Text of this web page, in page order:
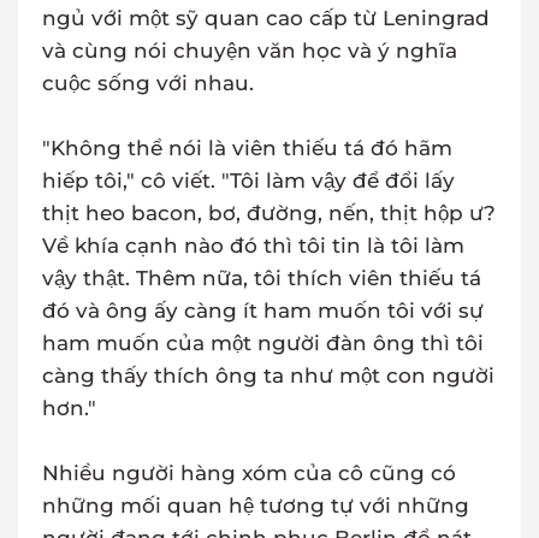
ngủ với một sỹ quan cao cấp từ Leningrad
và cùng nói chuyện văn học và ý nghĩa
cuộc sống với nhau.
"Không thể nói là viên thiếu tá đó hãm
hiếp tôi," cô viết. "Tôi làm vậy để đổi lấy
thịt heo bacon, bơ, đường, nến, thịt hộp ư?
Về khía cạnh nào đó thì tôi tin là tôi làm
vậy thật. Thêm nữa, tôi thích viên thiếu tá
đó và ông ấy càng ít ham muốn tôi với sự
ham muốn của một người đàn ông thì tôi
càng thấy thích ông ta như một con người
hơn."
Nhiều người hàng xóm của cô cũng có
những mối quan hệ tương tự với những